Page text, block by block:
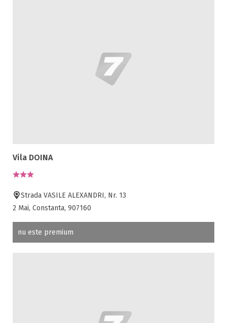
Vila DOINA
Strada VASILE ALEXANDRI, Nr. 13
2 Mai, Constanta, 907160
nu este premium